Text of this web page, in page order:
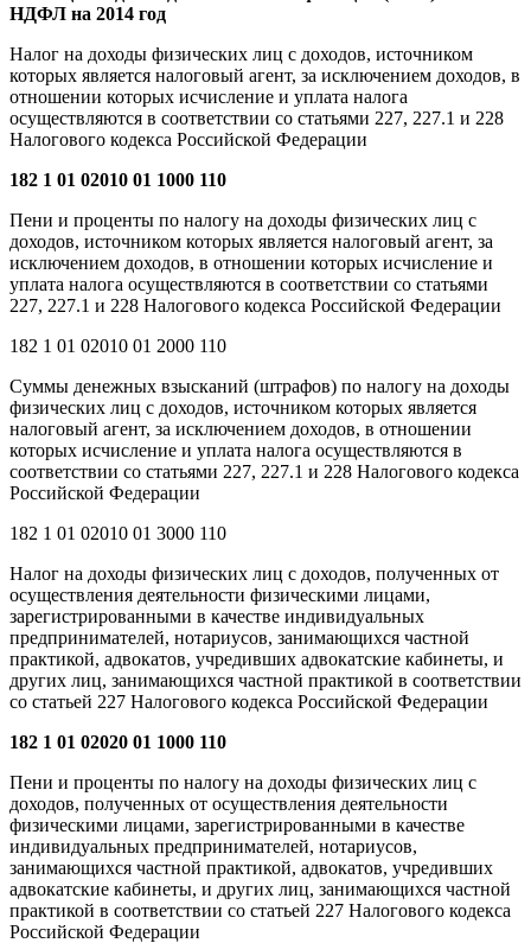
НДФЛ на 2014 год
Налог на доходы физических лиц с доходов, источником
которых является налоговый агент, за исключением доходов, в
отношении которых исчисление и уплата налога
осуществляются в соответствии со статьями 227, 227.1 и 228
Налогового кодекса Российской Федерации
182 1 01 02010 01 1000 110
Пени и проценты по налогу на доходы физических лиц с
доходов, источником которых является налоговый агент, за
исключением доходов, в отношении которых исчисление и
уплата налога осуществляются в соответствии со статьями
227, 227.1 и 228 Налогового кодекса Российской Федерации
182 1 01 02010 01 2000 110
Суммы денежных взысканий (штрафов) по налогу на доходы
физических лиц с доходов, источником которых является
налоговый агент, за исключением доходов, в отношении
которых исчисление и уплата налога осуществляются в
соответствии со статьями 227, 227.1 и 228 Налогового кодекса
Российской Федерации
182 1 01 02010 01 3000 110
Налог на доходы физических лиц с доходов, полученных от
осуществления деятельности физическими лицами,
зарегистрированными в качестве индивидуальных
предпринимателей, нотариусов, занимающихся частной
практикой, адвокатов, учредивших адвокатские кабинеты, и
других лиц, занимающихся частной практикой в соответствии
со статьей 227 Налогового кодекса Российской Федерации
182 1 01 02020 01 1000 110
Пени и проценты по налогу на доходы физических лиц с
доходов, полученных от осуществления деятельности
физическими лицами, зарегистрированными в качестве
индивидуальных предпринимателей, нотариусов,
занимающихся частной практикой, адвокатов, учредивших
адвокатские кабинеты, и других лиц, занимающихся частной
практикой в соответствии со статьей 227 Налогового кодекса
Российской Федерации